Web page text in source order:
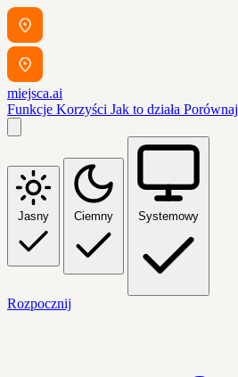
miejsca.ai
Funkcje Korzyści Jak to działa Porównaj
Jasny Ciemny Systemowy
Rozpocznij